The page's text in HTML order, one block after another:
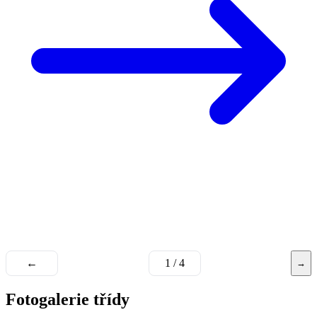
← 1 / 4 →
Fotogalerie třídy